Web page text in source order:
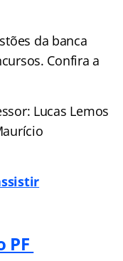
da banca
Confira a
Lucas Lemos
PF